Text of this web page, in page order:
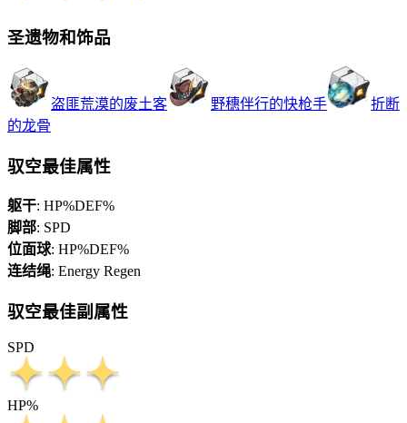
圣遗物和饰品
盗匪荒漠的废土客 野穗伴行的快枪手
折断
的龙骨
驭空最佳属性
躯干: HP%DEF%
脚部: SPD
位面球: HP%DEF%
连结绳: Energy Regen
驭空最佳副属性
SPD
HP%